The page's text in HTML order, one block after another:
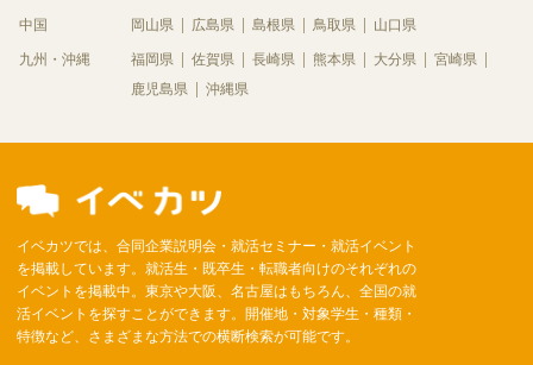
中国 岡山県 広島県 島根県 鳥取県 山口県
九州・沖縄 福岡県 佐賀県 長崎県 熊本県 大分県
宮崎県
鹿児島県
沖縄県
イベカツでは、合同企業説明会・就活セミナー・就活イベント
を掲載しています。就活生・既卒生・転職者向けのそれぞれの
イベントを掲載中。東京や大阪、名古屋はもちろん、全国の就
活イベントを探すことができます。開催地・対象学生・種類・
特徴など、さまざまな方法での横断検索が可能です。